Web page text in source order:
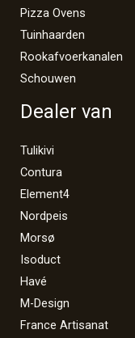
Pizza Ovens
Tuinhaarden
Rookafvoerkanalen
Schouwen
Dealer van
Tulikivi
Contura
Element4
Nordpeis
Morsø
Isoduct
Havé
M-Design
France Artisanat